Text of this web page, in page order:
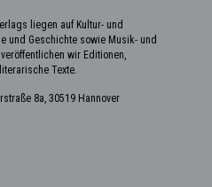
liegen auf Kultur- und
und Geschichte sowie Musik- und
wir Editionen,
Texte.
8a, 30519 Hannover